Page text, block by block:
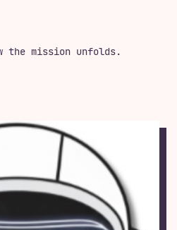
the mission unfolds.